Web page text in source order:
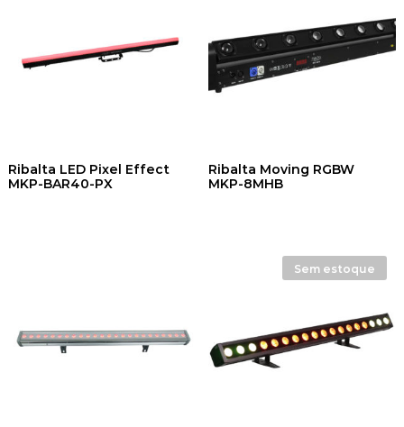
Ribalta LED Pixel Effect
MKP-BAR40-PX
Ribalta Moving RGBW
MKP-8MHB
Sem estoque